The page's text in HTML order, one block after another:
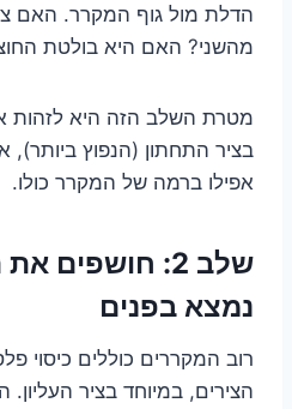
הדלת מול גוף המקרר. האם
מהשני? האם היא בולטת
מטרת השלב הזה היא
בציר התחתון (הנפוץ ביותר),
אפילו ברמה של המקרר כולו.
שלב 2: חושפים
נמצא בפנים
רוב המקררים כוללים כיסוי
הצירים, במיוחד בציר העליון.